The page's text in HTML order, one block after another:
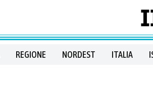
REGIONE NORDEST ITALIA